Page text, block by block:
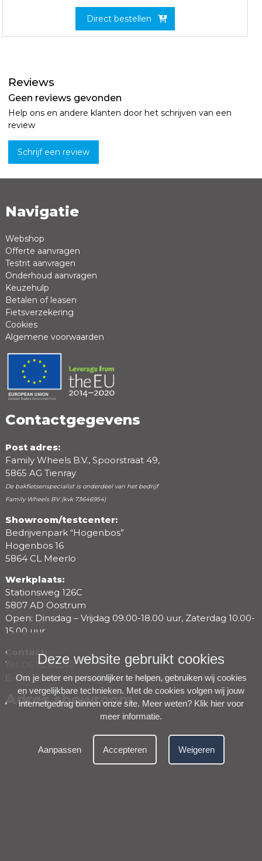
Direct bestellen
Reviews
Geen reviews gevonden
Help ons en andere klanten door het schrijven van een
review
Schrijf een review
Naam *
Review *
Positieve punten
Beoordeling
Navigatie
Webshop
Offerte aanvragen
Testrit aanvragen
Onderhoud aanvragen
Keuzehulp
Betalen of leasen
Fietsverzekering
Cookies
Algemene voorwaarden
Contactgegevens
Post adres:
Family Wheels B.V., Spoorstraat 49,
5865 AG Tienray
De bakfietsenspecialist is onderdeel van het bedrijf
Family Wheels BV (kvk 73646954)
Showroom/testcenter:
Bedrijvenpark “Hogenbos”
Hogenbos 16
5864 CL Meerlo
Werkplaats:
Stationsweg 126C
5807 AD Oostrum
Open: Dinsdag – Vrijdag 09.00-18.00 uur, Zaterdag 10.00-
15.00 uur
Contact:
Tel.
06-15280247
E-mail.klantenservice@debakfietsenspecialist.nl
Adres showroom
Deze website gebruikt cookies
Om je beter en persoonlijker te helpen, gebruiken wij cookies
en vergelijkbare technieken. Met de cookies volgen wij jouw
internetgedrag binnen onze site. Meer weten? Klik hier voor
meer informatie.
Aanpassen Accepteren Weigeren